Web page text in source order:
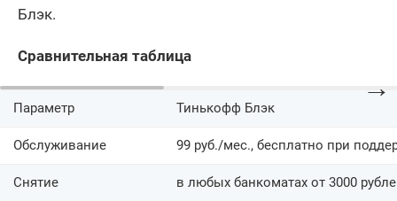
Блэк.
Сравнительная таблица
→
Параметр Тинькофф Блэк
Обслуживание 99 руб./мес., бесплатно при
Снятие в любых банкоматах от 3000